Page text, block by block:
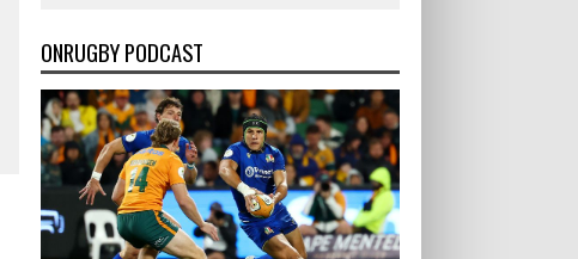
ONRUGBY PODCAST